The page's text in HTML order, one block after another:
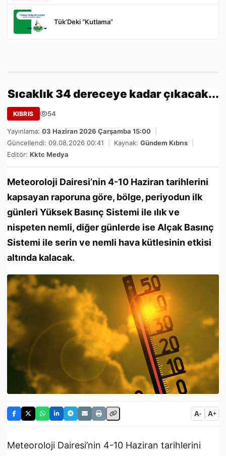
Tük’Deki “Kutlama”
Sıcaklık 34 dereceye kadar çıkacak...
KIBRIS 54
Yayınlama: 03 Haziran 2026 Çarşamba 15:00
Güncellendi: 09.08.2026 00:41
Kaynak: Gündem Kıbrıs
Editör: Kktc Medya
Meteoroloji Dairesi’nin 4-10 Haziran tarihlerini
kapsayan raporuna göre, bölge, periyodun ilk
günleri Yüksek Basınç Sistemi ile ılık ve
nispeten nemli, diğer günlerde ise Alçak Basınç
Sistemi ile serin ve nemli hava kütlesinin etkisi
altında kalacak.
A- A+
Meteoroloji Dairesi’nin 4-10 Haziran tarihlerini